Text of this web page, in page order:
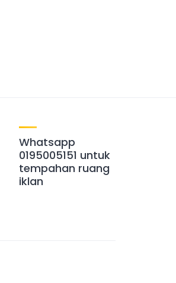
Whatsapp
0195005151 untuk
tempahan ruang
iklan